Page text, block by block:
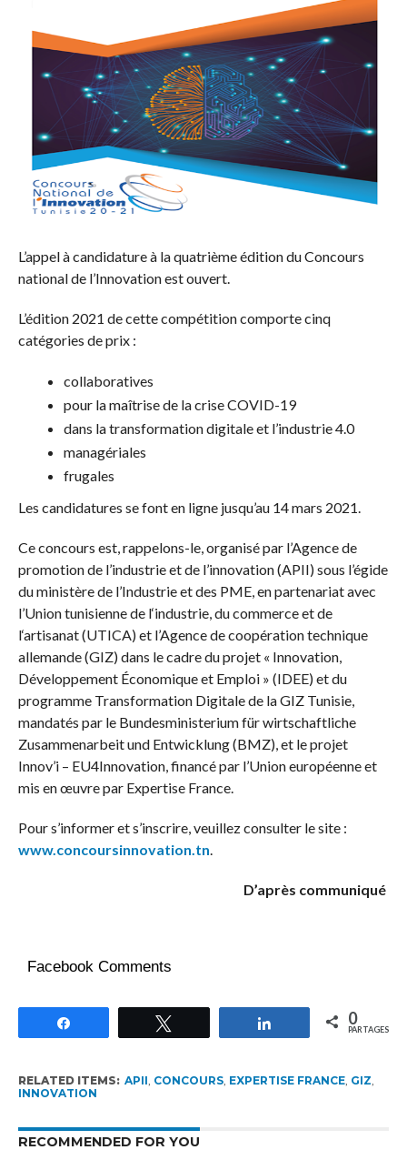
L’appel à candidature à la quatrième édition du Concours
national de l’Innovation est ouvert.
L’édition 2021 de cette compétition comporte cinq
catégories de prix :
collaboratives
pour la maîtrise de la crise COVID-19
dans la transformation digitale et l’industrie 4.0
managériales
frugales
Les candidatures se font en ligne jusqu’au 14 mars 2021.
Ce concours est, rappelons-le, organisé par l’Agence de
promotion de l’industrie et de l’innovation (APII) sous l’égide
du ministère de l’Industrie et des PME, en partenariat avec
l’Union tunisienne de l‘industrie, du commerce et de
l‘artisanat (UTICA) et l’Agence de coopération technique
allemande (GIZ) dans le cadre du projet « Innovation,
Développement Économique et Emploi » (IDEE) et du
programme Transformation Digitale de la GIZ Tunisie,
mandatés par le Bundesministerium für wirtschaftliche
Zusammenarbeit und Entwicklung (BMZ), et le projet
Innov’i – EU4Innovation, financé par l’Union européenne et
mis en œuvre par Expertise France.
Pour s’informer et s’inscrire, veuillez consulter le site :
www.concoursinnovation.tn
D’après communiqué
Facebook Comments
Partagez 0
PARTAGES
RELATED ITEMS: APII CONCOURS, EXPERTISE FRANCE, GIZ
INNOVATION
RECOMMENDED FOR YOU